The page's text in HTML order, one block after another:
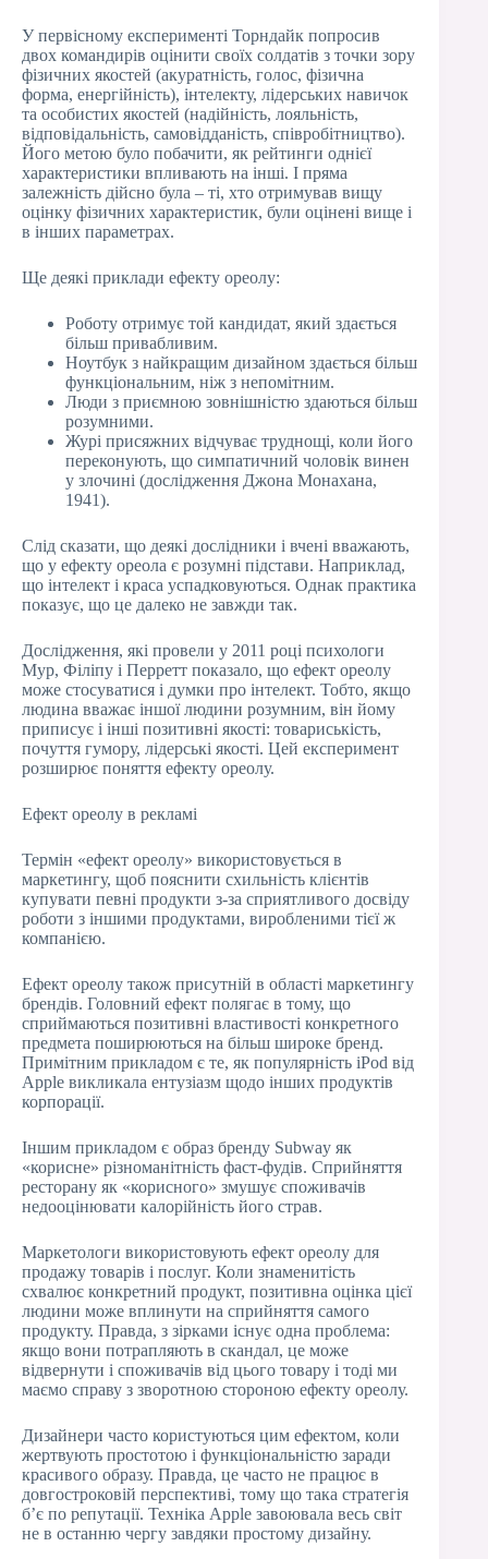
У первісному експерименті Торндайк попросив
двох командирів оцінити своїх солдатів з точки зору
фізичних якостей (акуратність, голос, фізична
форма, енергійність), інтелекту, лідерських навичок
та особистих якостей (надійність, лояльність,
відповідальність, самовідданість, співробітництво).
Його метою було побачити, як рейтинги однієї
характеристики впливають на інші. І пряма
залежність дійсно була – ті, хто отримував вищу
оцінку фізичних характеристик, були оцінені вище і
в інших параметрах.
Ще деякі приклади ефекту ореолу:
Роботу отримує той кандидат, який здається
більш привабливим.
Ноутбук з найкращим дизайном здається більш
функціональним, ніж з непомітним.
Люди з приємною зовнішністю здаються більш
розумними.
Журі присяжних відчуває труднощі, коли його
переконують, що симпатичний чоловік винен
у злочині (дослідження Джона Монахана,
1941).
Слід сказати, що деякі дослідники і вчені вважають,
що у ефекту ореола є розумні підстави. Наприклад,
що інтелект і краса успадковуються. Однак практика
показує, що це далеко не завжди так.
Дослідження, які провели у 2011 році психологи
Мур, Філіпу і Перретт показало, що ефект ореолу
може стосуватися і думки про інтелект. Тобто, якщо
людина вважає іншої людини розумним, він йому
приписує і інші позитивні якості: товариськість,
почуття гумору, лідерські якості. Цей експеримент
розширює поняття ефекту ореолу.
Ефект ореолу в рекламі
Термін «ефект ореолу» використовується в
маркетингу, щоб пояснити схильність клієнтів
купувати певні продукти з-за сприятливого досвіду
роботи з іншими продуктами, виробленими тієї ж
компанією.
Ефект ореолу також присутній в області маркетингу
брендів. Головний ефект полягає в тому, що
сприймаються позитивні властивості конкретного
предмета поширюються на більш широке бренд.
Примітним прикладом є те, як популярність iPod від
Apple викликала ентузіазм щодо інших продуктів
корпорації.
Іншим прикладом є образ бренду Subway як
«корисне» різноманітність фаст-фудів. Сприйняття
ресторану як «корисного» змушує споживачів
недооцінювати калорійність його страв.
Маркетологи використовують ефект ореолу для
продажу товарів і послуг. Коли знаменитість
схвалює конкретний продукт, позитивна оцінка цієї
людини може вплинути на сприйняття самого
продукту. Правда, з зірками існує одна проблема:
якщо вони потрапляють в скандал, це може
відвернути і споживачів від цього товару і тоді ми
маємо справу з зворотною стороною ефекту ореолу.
Дизайнери часто користуються цим ефектом, коли
жертвують простотою і функціональністю заради
красивого образу. Правда, це часто не працює в
довгостроковій перспективі, тому що така стратегія
б’є по репутації. Техніка Apple завоювала весь світ
не в останню чергу завдяки простому дизайну.